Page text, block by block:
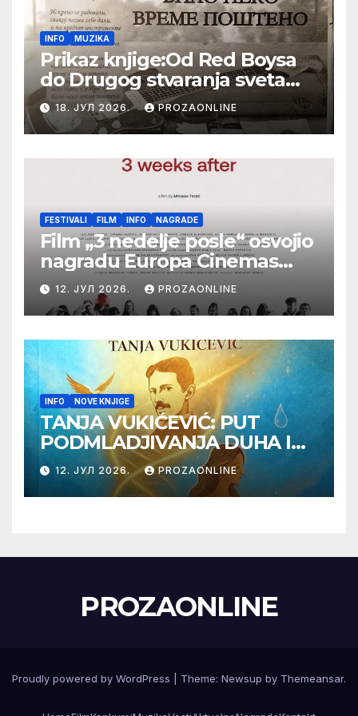
INFO MUZIKA
Prikaz knjige:Od Red Boysa
do Drugog stvaranja sveta
(bilo neko vreme pošteno)
(autor- Zlatomira Sremca,
Botoš 2022. godine,
samizdat)
18. ЈУЛ 2026. PROZAONLINE
FESTIVALI FILM INFO NAGRADE
Film „3 nedelje posle“ osvojio
nagradu Europa Cinemas
Label na Filmskom festivalu
u Karlovim Varima
12. ЈУЛ 2026. PROZAONLINE
INFO NOVE KNJIGE
TANJA VUKIĆEVIĆ: PUT
PODMLADJIVANJA DUHA I
TELA SA TESLOM
12. ЈУЛ 2026. PROZAONLINE
PROZAONLINE
Proudly powered by WordPress Theme: Newsup by Themeansar.